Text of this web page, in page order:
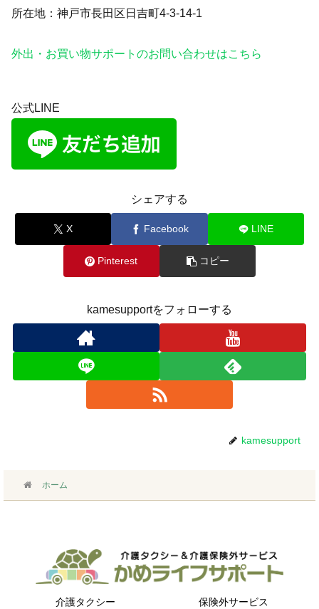
所在地：神戸市長田区日吉町4-3-14-1
外出・お買い物サポートのお問い合わせはこちら
公式LINE
シェアする
X Facebook LINE
Pinterest コピー
kamesupportをフォローする
kamesupport
ホーム
介護タクシー 保険外サービス